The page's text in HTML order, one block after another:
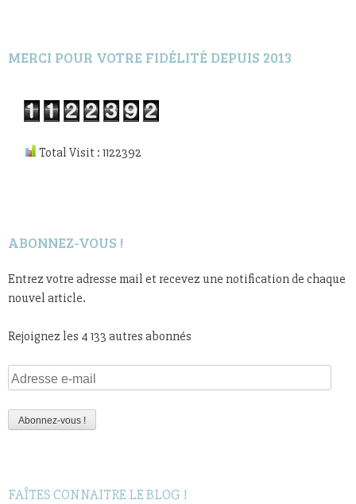
MERCI POUR VOTRE FIDÉLITÉ DEPUIS 2013
Total Visit : 1122392
ABONNEZ-VOUS !
Entrez votre adresse mail et recevez une notification de chaque
nouvel article.
Rejoignez les 4 133 autres abonnés
Adresse
e-
mail
Abonnez-vous !
FAÎTES CONNAITRE LE BLOG !